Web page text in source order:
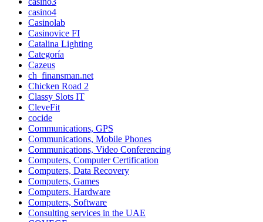
casino4
Casinolab
Casinovice FI
Catalina Lighting
Categoría
Cazeus
ch_finansman.net
Chicken Road 2
Classy Slots IT
CleveFit
cocide
Communications, GPS
Communications, Mobile Phones
Communications, Video Conferencing
Computers, Computer Certification
Computers, Data Recovery
Computers, Games
Computers, Hardware
Computers, Software
Consulting services in the UAE